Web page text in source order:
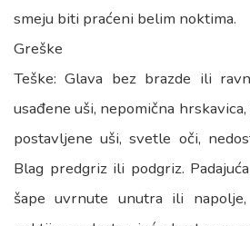
smeju biti praćeni belim noktima.
Greške
Teške: Glava bez brazde ili
usađene uši, nepomična
postavljene uši, svetle oči,
Blag predgriz ili podgriz.
šape uvrnute unutra ili